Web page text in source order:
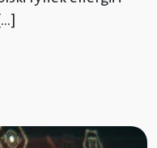
energetycznej